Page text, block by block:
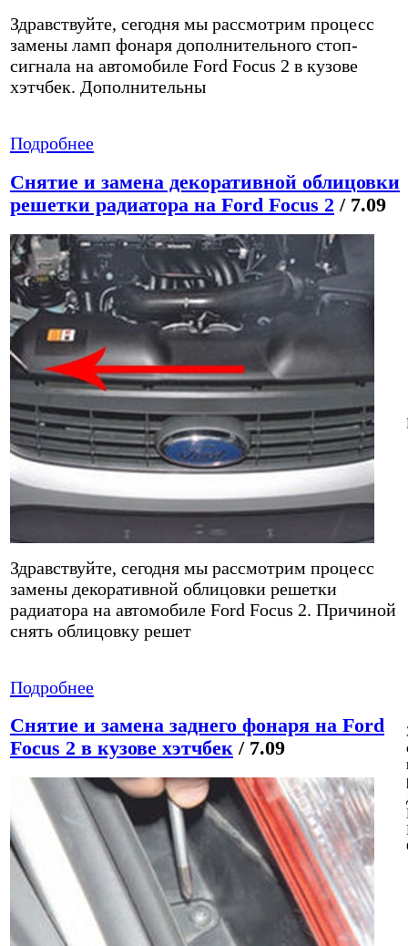
Здравствуйте, сегодня мы рассмотрим процесс
замены ламп фонаря дополнительного стоп-
сигнала на автомобиле Ford Focus 2 в кузове
хэтчбек. Дополнительны
Подробнее
Снятие и замена декоративной облицовки
решетки радиатора на Ford Focus 2 / 7.09
Здравствуйте, сегодня мы рассмотрим процесс
замены декоративной облицовки решетки
радиатора на автомобиле Ford Focus 2. Причиной
снять облицовку решет
Подробнее
Снятие и замена заднего фонаря на Ford
Focus 2 в кузове хэтчбек / 7.09